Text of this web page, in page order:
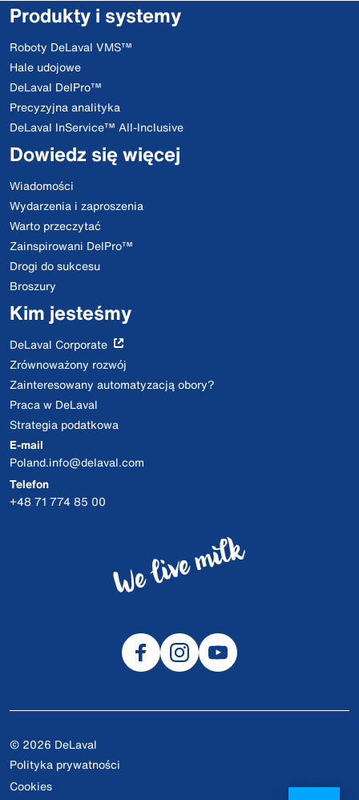
Produkty i systemy
Roboty DeLaval VMS™
Hale udojowe
DeLaval DelPro™
Precyzyjna analityka
DeLaval InService™ All-Inclusive
Dowiedz się więcej
Wiadomości
Wydarzenia i zaproszenia
Warto przeczytać
Zainspirowani DelPro™
Drogi do sukcesu
Broszury
Kim jesteśmy
DeLaval Corporate
Zrównoważony rozwój
Zainteresowany automatyzacją obory?
Praca w DeLaval
Strategia podatkowa
E-mail
Poland.info@delaval.com
Telefon
+48 71 774 85 00
© 2026 DeLaval
Polityka prywatności
Cookies